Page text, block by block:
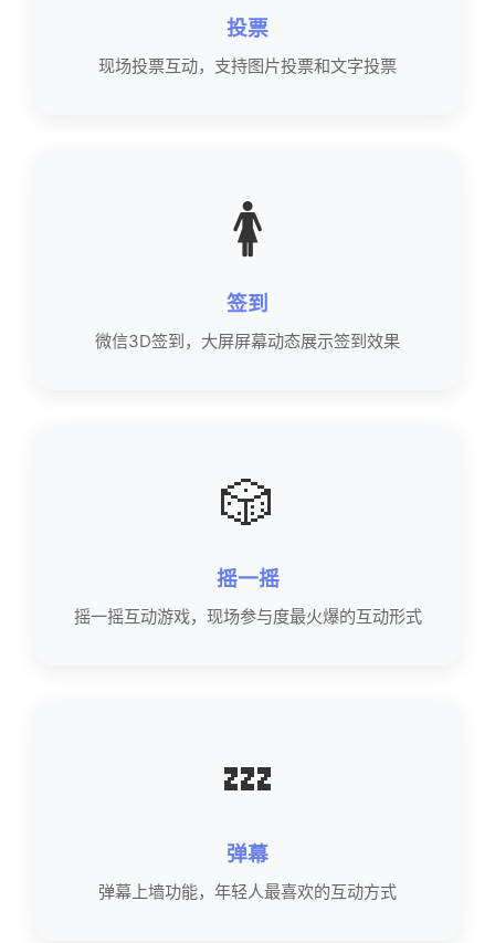
投票
现场投票互动，支持图片投票和文字投票
🚺
签到
微信3D签到，大屏屏幕动态展示签到效果
🎲
摇一摇
摇一摇互动游戏，现场参与度最火爆的互动形式
💤
弹幕
弹幕上墙功能，年轻人最喜欢的互动方式